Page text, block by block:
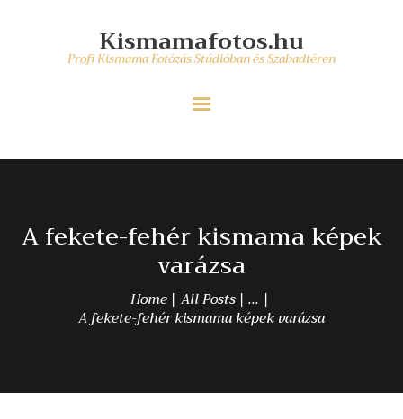
Kismamafotos.hu
Profi Kismama Fotózás Stúdióban és Szabadtéren
A fekete-fehér kismama képek
varázsa
Home All Posts ...
A fekete-fehér kismama képek varázsa
Kismamafotos.hu
ÁRAK/ CSOMAGOK